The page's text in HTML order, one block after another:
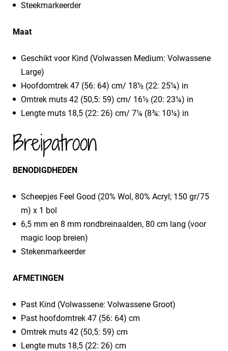
Steekmarkeerder
Maat
Geschikt voor Kind (Volwassen Medium: Volwassene
Large)
Hoofdomtrek 47 (56: 64) cm/ 18½ (22: 25¼) in
Omtrek muts 42 (50,5: 59) cm/ 16½ (20: 23¼) in
Lengte muts 18,5 (22: 26) cm/ 7¼ (8¾: 10¼) in
Breipatroon
BENODIGDHEDEN
​Scheepjes Feel Good (20% Wol, 80% Acryl; 150 gr/75
m) x 1 bol
6,5 mm en 8 mm rondbreinaalden, 80 cm lang (voor
magic loop breien)
Stekenmarkeerder
AFMETINGEN
Past Kind (Volwassene: Volwassene Groot)
Past hoofdomtrek 47 (56: 64) cm
Omtrek muts 42 (50,5: 59) cm
Lengte muts 18,5 (22: 26) cm